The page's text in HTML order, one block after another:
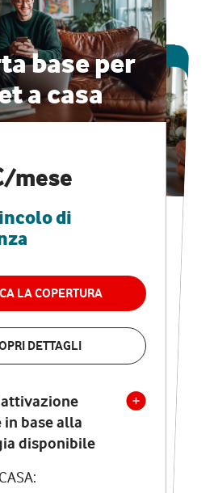
base per
a casa
/mese
di
LA COPERTURA
DETTAGLI
base alla
disponibile
ONLINE
PRO
veloce e
speciali
FISSA + VODAFONE CLUB
VERIFICA LA COPERTURA
di attivazione
in base alla
disponibile
TUA CASA: